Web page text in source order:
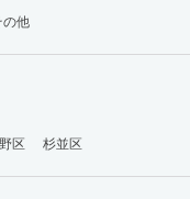
の他
区 杉並区